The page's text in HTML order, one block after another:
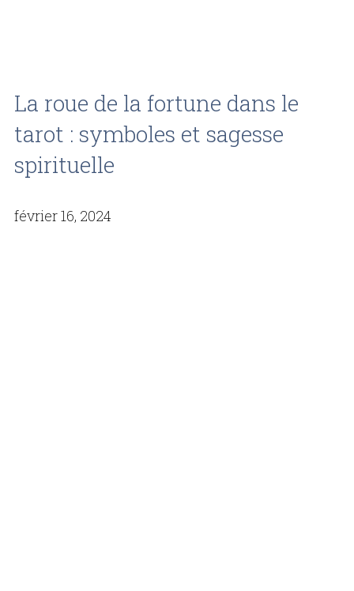
La roue de la fortune dans le
tarot : symboles et sagesse
spirituelle
février 16, 2024